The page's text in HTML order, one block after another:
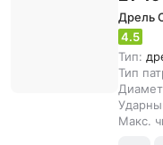
Дрель
4.5
Тип:
Тип
Макс.